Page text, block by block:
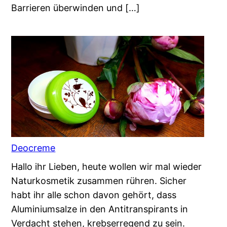
Barrieren überwinden und […]
Deocreme
Hallo ihr Lieben, heute wollen wir mal wieder
Naturkosmetik zusammen rühren. Sicher
habt ihr alle schon davon gehört, dass
Aluminiumsalze in den Antitranspirants in
Verdacht stehen, krebserregend zu sein.